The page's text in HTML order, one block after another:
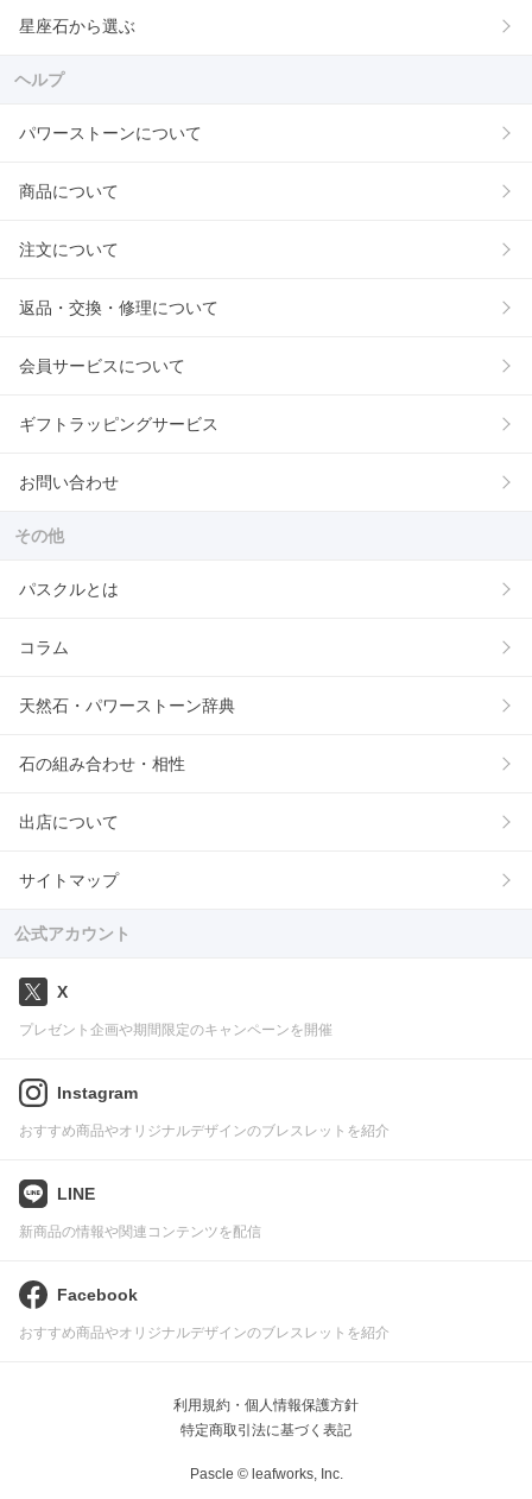
星座石から選ぶ
ヘルプ
パワーストーンについて
商品について
注文について
返品・交換・修理について
会員サービスについて
ギフトラッピングサービス
お問い合わせ
その他
パスクルとは
コラム
天然石・パワーストーン辞典
石の組み合わせ・相性
出店について
サイトマップ
公式アカウント
X
プレゼント企画や期間限定のキャンペーンを開催
Instagram
おすすめ商品やオリジナルデザインのブレスレットを紹介
LINE
新商品の情報や関連コンテンツを配信
Facebook
おすすめ商品やオリジナルデザインのブレスレットを紹介
利用規約・個人情報保護方針
特定商取引法に基づく表記
Pascle © leafworks, Inc.